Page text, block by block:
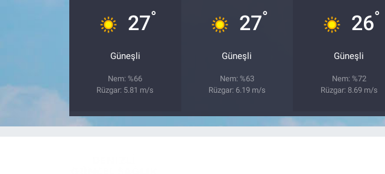
27°
Güneşli
Nem: %66
Rüzgar: 5.81 m/s
27°
Güneşli
Nem: %63
Rüzgar: 6.19 m/s
26°
Güneşli
Nem: %72
Rüzgar: 8.69 m/s